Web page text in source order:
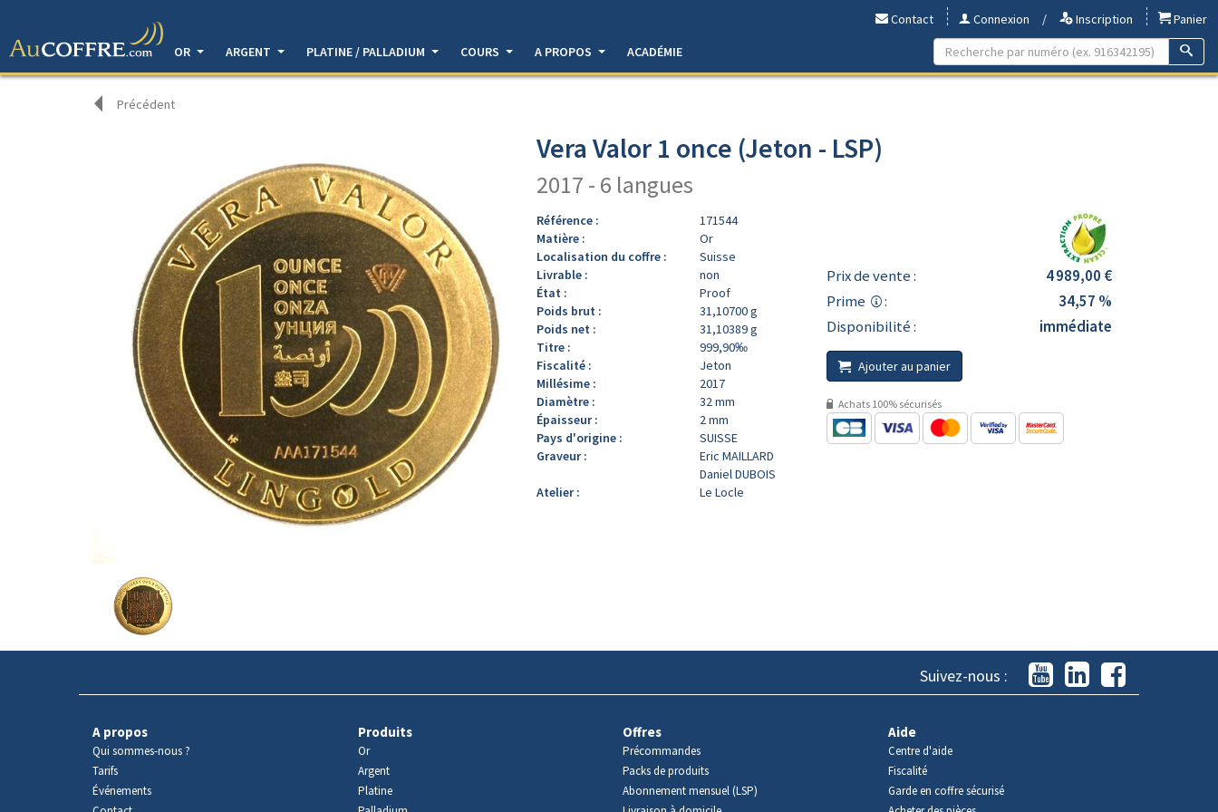
Contact Connexion / Inscription
Panier
OR
ARGENT PLATINE / PALLADIUM COURS A PROPOS ACADÉMIE
Précédent
produit
Vera Valor 1 once (Jeton - LSP)
2017 - 6 langues
Référence :
171544
Matière :
Or
Localisation du coffre :
Suisse
Livrable :
non
État :
Proof
Poids brut :
31,10700 g
Poids net :
31,10389 g
Titre :
999,90‰
Fiscalité :
Jeton
Millésime :
2017
Diamètre :
32 mm
Épaisseur :
2 mm
Pays d'origine :
SUISSE
Graveur :
Eric MAILLARD
Daniel DUBOIS
Atelier :
Le Locle
Prix de vente :
4 989,00 €
Prime
:
34,57 %
Disponibilité :
immédiate
Ajouter au panier
Achats 100% sécurisés
Suivez-nous :
A propos
Qui sommes-nous ?
Tarifs
Événements
Produits
Or
Argent
Platine
Offres
Précommandes
Packs de produits
Abonnement mensuel (LSP)
Aide
Centre d'aide
Fiscalité
Garde en coffre sécurisé